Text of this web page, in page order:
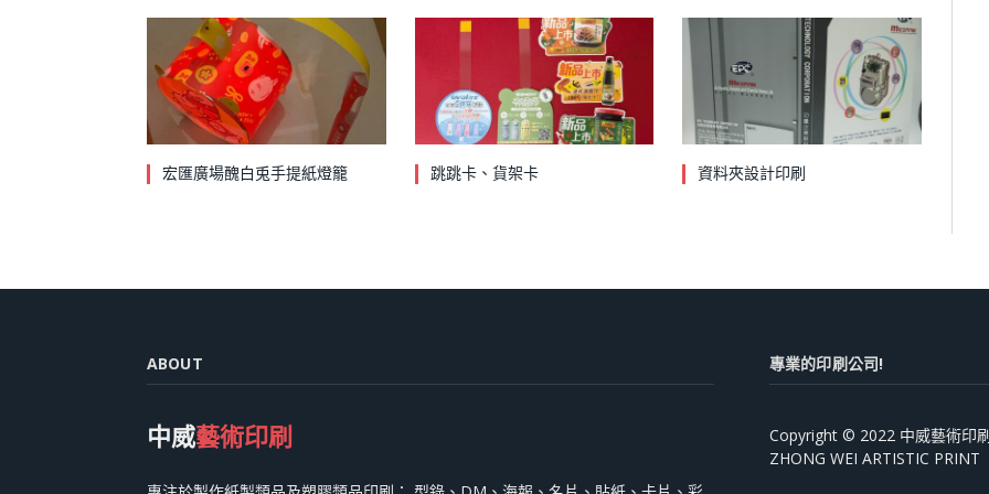
宏匯廣場醜白兎手提紙燈籠 跳跳卡、貨架卡 資料夾設計印刷
ABOUT
中威藝術印刷
專業的印刷公司!
Copyright © 2022 中威藝術印
ZHONG WEI ARTISTIC PRINT